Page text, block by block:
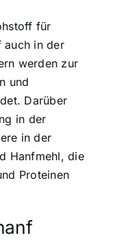
für
auch in der
werden zur
und
Darüber
in der
in der
Hanfmehl, die
Proteinen